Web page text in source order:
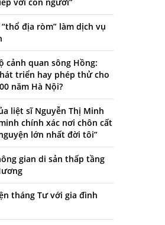
“thổ địa ròm” làm dịch vụ
cảnh quan sông Hồng:
triển hay phép thử cho
năm Hà Nội?
liệt sĩ Nguyễn Thị Minh
chính xác nơi chôn cất
lớn nhất đời tôi”
gian di sản thấp tầng
tháng Tư với gia đình